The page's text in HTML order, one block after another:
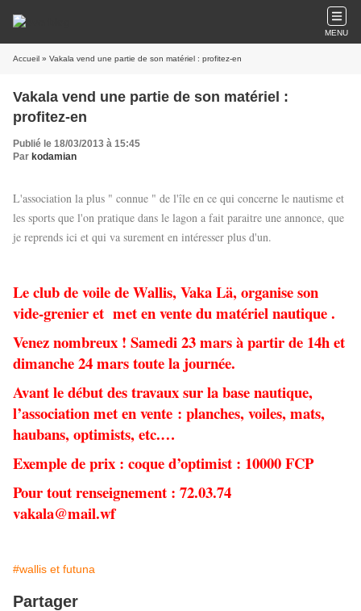
MENU
Accueil » Vakala vend une partie de son matériel : profitez-en
Vakala vend une partie de son matériel :
profitez-en
Publié le 18/03/2013 à 15:45
Par kodamian
L'association la plus " connue " de l'île en ce qui concerne le nautisme et
les sports que l'on pratique dans le lagon a fait paraitre une annonce, que
je reprends ici et qui va surement en intéresser plus d'un.
Le club de voile de Wallis, Vaka Lä, organise son
vide-grenier et met en vente du matériel nautique .
Venez nombreux ! Samedi 23 mars à partir de 14h et
dimanche 24 mars toute la journée.
Avant le début des travaux sur la base nautique,
l’association met en vente : planches, voiles, mats,
haubans, optimists, etc.…
Exemple de prix : coque d’optimist : 10000 FCP
Pour tout renseignement : 72.03.74
vakala@mail.wf
#wallis et futuna
Partager